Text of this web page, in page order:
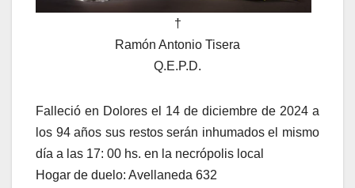
†
Ramón Antonio Tisera
Q.E.P.D.
Falleció en Dolores el 14 de diciembre de 2024 a
los 94 años sus restos serán inhumados el mismo
día a las 17: 00 hs. en la necrópolis local
Hogar de duelo: Avellaneda 632